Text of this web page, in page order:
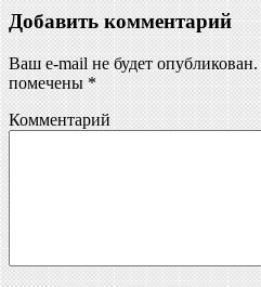
Добавить комментарий
Ваш e-mail не будет опубликован.
помечены *
Комментарий